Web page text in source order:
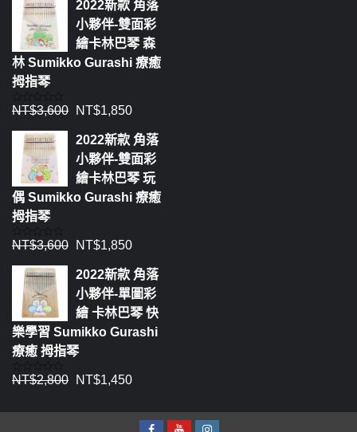
2022新款 角落
小夥伴-雙面彩
繪卡林巴琴 森
林 Sumikko Gurashi 療癒
拇指琴
評
0
NT$3,600 NT$1,850
2022新款 角落
小夥伴-雙面彩
繪卡林巴琴 玩
偶 Sumikko Gurashi 療癒
拇指琴
評
0
NT$3,600 NT$1,850
2022新款 角落
小夥伴-單圖彩
繪 卡林巴琴 快
樂學習 Sumikko Gurashi
療癒 拇指琴
評
NT$2,800 NT$1,450